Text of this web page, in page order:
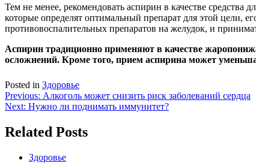
Тем не менее, рекомендовать аспирин в качестве
которые определят оптимальный препарат для этой цели,
противовоспалительных препаратов на желудок, и
Аспирин традиционно применяют в качестве
осложнений. Кроме того, прием аспирина может
Posted in Здоровье
Навигация
по
записям
Previous: Алкоголь может снизить риск заболеваний сердца
Next: Нужно ли поднимать иммунитет?
Related Posts
Здоровье